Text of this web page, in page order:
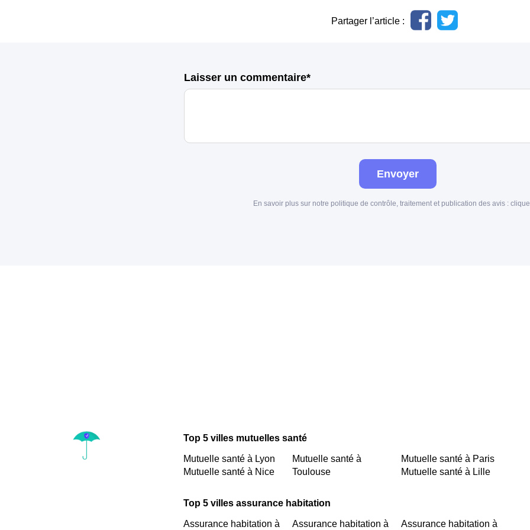
Partager l’article :
Laisser un commentaire*
Envoyer
En savoir plus sur notre politique de contrôle, traitement et publication des avis :
Top 5 villes mutuelles santé
Mutuelle santé à Lyon
Mutuelle santé à Nice
Mutuelle santé à
Toulouse
Mutuelle santé à Paris
Mutuelle santé à Lille
Top 5 villes assurance habitation
Assurance habitation à
Assurance habitation à Assurance habitation à